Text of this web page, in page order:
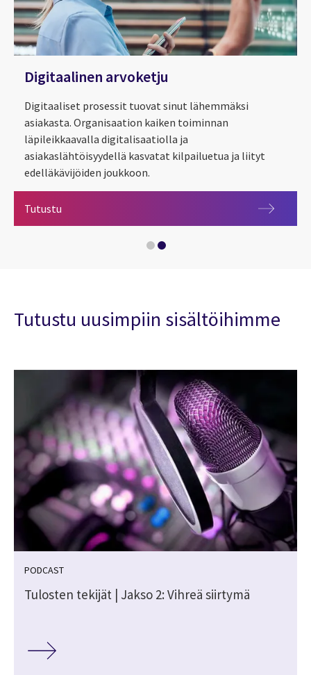
Digitaalinen arvoketju
Digitaaliset prosessit tuovat sinut lähemmäksi
asiakasta. Organisaation kaiken toiminnan
läpileikkaavalla digitalisaatiolla ja
asiakaslähtöisyydellä kasvatat kilpailuetua ja liityt
edelläkävijöiden joukkoon.
Tutustu
Tutustu uusimpiin sisältöihimme
PODCAST
Tulosten tekijät | Jakso 2: Vihreä siirtymä